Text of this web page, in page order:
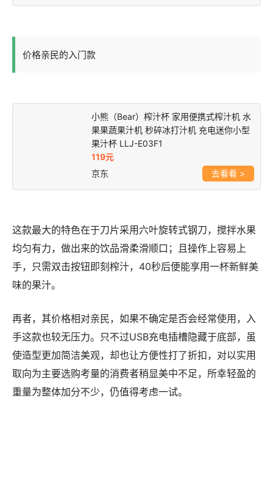
价格亲民的入门款
小熊（Bear）榨汁杯 家用便携式榨汁机 水
果果蔬果汁机 秒碎冰打汁机 充电迷你小型
果汁杯 LLJ-E03F1
119元
京东
>
这款最大的特色在于刀片采用六叶旋转式钢刀，搅拌水果
均匀有力，做出来的饮品滑柔滑顺口；且操作上容易上
手，只需双击按钮即刻榨汁，40秒后便能享用一杯新鲜美
味的果汁。
再者，其价格相对亲民，如果不确定是否会经常使用，入
手这款也较无压力。只不过USB充电插槽隐藏于底部，虽
使造型更加简洁美观，却也让方便性打了折扣，对以实用
取向为主要选购考量的消费者稍显美中不足，所幸轻盈的
重量为整体加分不少，仍值得考虑一试。